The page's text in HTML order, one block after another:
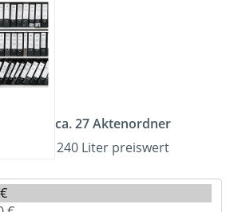
ca. 27 Aktenordner
240 Liter preiswert